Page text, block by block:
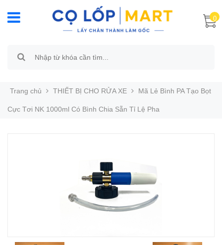
0
Trang chủ THIẾT BỊ CHO RỬA XE Mã Lẻ Bình PA Tạo Bọt
Cực Tơi NK 1000ml Có Bình Chia Sẵn Tỉ Lệ Pha